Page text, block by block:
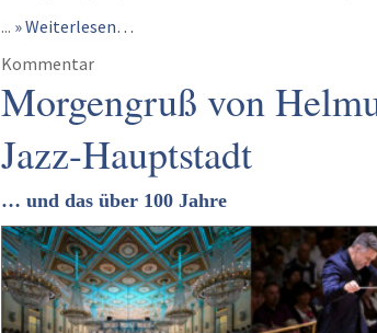
... » Weiterlesen…
Kommentar
Morgengruß von
Jazz-Hauptstadt
… und das über 100 Jahre